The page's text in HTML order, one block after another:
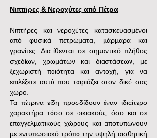
Νιπτήρες & Νεροχύτες από Πέτρα
Νιπτήρες και νεροχύτες κατασκευασμένοι
από φυσικά πετρώματα, μάρμαρα και
γρανίτες. Διατίθενται σε σημαντικό πλήθος
σχεδίων, χρωμάτων και διαστάσεων, με
ξεχωριστή ποιότητα και αντοχή, για να
επιλέξετε αυτό που ταιριάζει στον δικό σας
χώρο.
Τα πέτρινα είδη προσδίδουν έναν ιδιαίτερο
χαρακτήρα τόσο σε οικιακούς, όσο και σε
επαγγελματικούς χώρους και αποτυπώνουν
με εντυπωσιακό τρόπο την υψηλή αισθητική